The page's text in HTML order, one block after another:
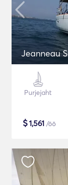
Jeanneau
Purjejaht
$1,561 /öö